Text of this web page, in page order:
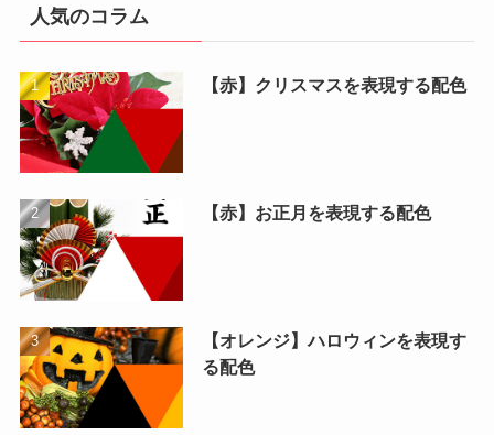
人気のコラム
【赤】クリスマスを表現する配色
【赤】お正月を表現する配色
【オレンジ】ハロウィンを表現す
る配色